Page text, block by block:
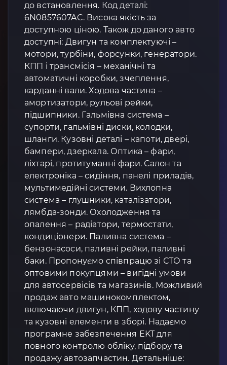
до встановлення. Код деталі:
6N0857607AC. Висока якість за
доступною ціною. Також до даного авто
доступні: Двигун та комплектуючі –
мотори, турбіни, форсунки, генератори.
КПП і трансмісія – механічні та
автоматичні коробки, зчеплення,
карданні вали. Ходова частина –
амортизатори, рульові рейки,
підшипники. Гальмівна система –
супорти, гальмівні диски, колодки,
шланги. Кузовні деталі – капоти, двері,
бампери, дзеркала. Оптика – фари,
ліхтарі, протитуманні фари. Салон та
електроніка – сидіння, панелі приладів,
мультимедійні системи. Вихлопна
система – глушники, каталізатори,
лямбда-зонди. Охолодження та
опалення – радіатори, термостати,
кондиціонери. Паливна система –
бензонасоси, паливні рейки, паливні
баки. Пропонуємо співпрацю зі СТО та
оптовими покупцями – вигідні умови
для автосервісів та магазинів. Можливий
продаж авто машинокомплектом,
включаючи двигун, КПП, ходову частину
та кузовні елементи в зборі. Надаємо
програмне забезпечення EKT для
повного контролю обліку, підбору та
продажу автозапчастин. Детальніше: